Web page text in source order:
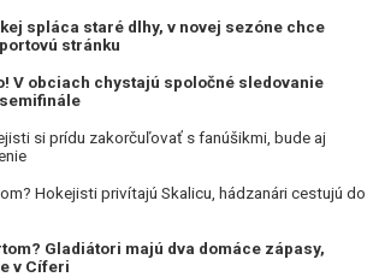
spláca staré dlhy, v novej sezóne chce
stránku
V obciach chystajú spoločné sledovanie
si prídu zakorčuľovať s fanúšikmi, bude aj
Hokejisti privítajú Skalicu, hádzanári cestujú do
Gladiátori majú dva domáce zápasy,
v Cíferi